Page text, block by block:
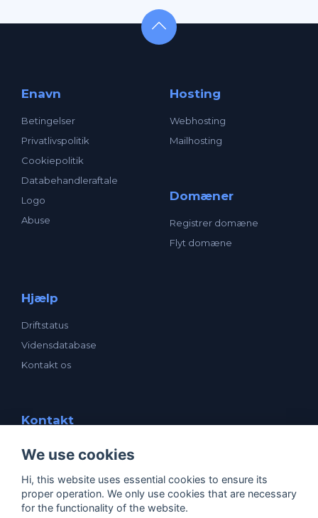
Enavn
Betingelser
Privatlivspolitik
Cookiepolitik
Databehandleraftale
Logo
Abuse
Hosting
Webhosting
Mailhosting
Domæner
Registrer domæne
Flyt domæne
Hjælp
Driftstatus
Vidensdatabase
Kontakt os
Kontakt
enavn ApS
Mogensensvej 1
CVR: 25531205
support@enavn.dk
We use cookies
Hi, this website uses essential cookies to ensure its
proper operation. We only use cookies that are necessary
for the functionality of the website.